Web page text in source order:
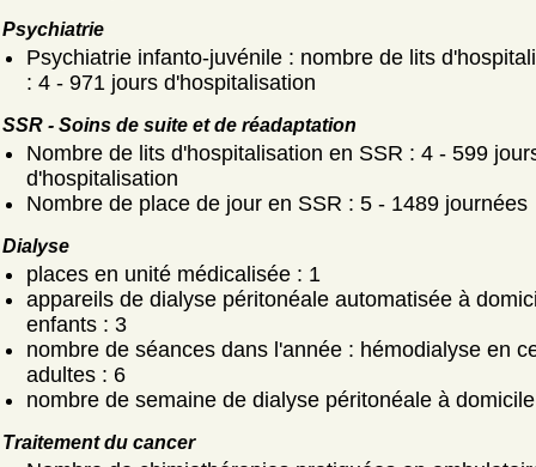
Psychiatrie
Psychiatrie infanto-juvénile : nombre de lits
: 4 - 971 jours d'hospitalisation
SSR - Soins de suite et de réadaptation
Nombre de lits d'hospitalisation en SSR : 4 - 599
d'hospitalisation
Nombre de place de jour en SSR : 5 - 1489 journées
Dialyse
places en unité médicalisée : 1
appareils de dialyse péritonéale automatisée à
enfants : 3
nombre de séances dans l'année : hémodialyse en
adultes : 6
nombre de semaine de dialyse péritonéale à
Traitement du cancer